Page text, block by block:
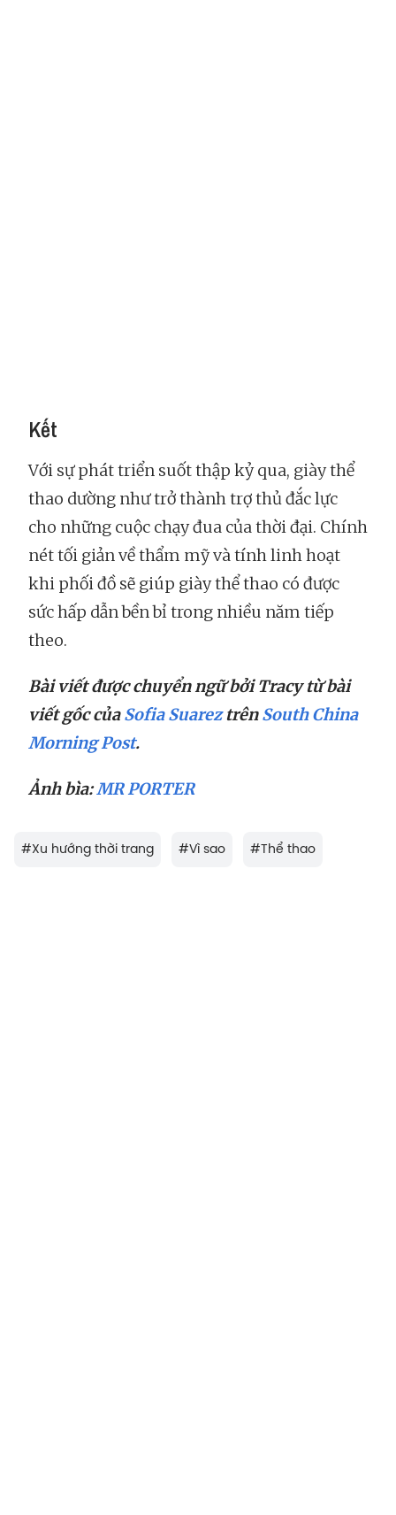
Kết
Với sự phát triển suốt thập kỷ qua, giày thể
thao dường như trở thành trợ thủ đắc lực
cho những cuộc chạy đua của thời đại. Chính
nét tối giản về thẩm mỹ và tính linh hoạt
khi phối đồ sẽ giúp giày thể thao có được
sức hấp dẫn bền bỉ trong nhiều năm tiếp
theo.
Bài viết được chuyển ngữ bởi Tracy từ bài
viết gốc củaSofia SuareztrênSouth China
Morning Post.
Ảnh bìa:MR PORTER
#Xu hướng thời trang #Vì sao #Thể thao